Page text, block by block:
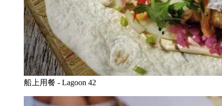
船上用餐 - Lagoon 42